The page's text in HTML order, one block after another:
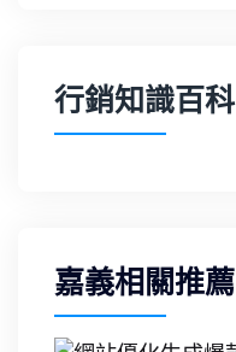
行銷知識百科
嘉義相關推薦